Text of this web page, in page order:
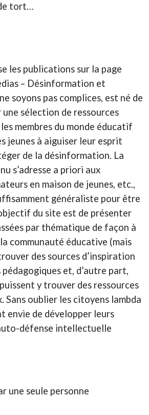
tort…
les publications sur la page
– Désinformation et
soyons pas complices, est né de
sélection de ressources
membres du monde éducatif
jeunes à aiguiser leur esprit
de la désinformation. La
s’adresse a priori aux
en maison de jeunes, etc.,
généraliste pour être
du site est de présenter
par thématique de façon à
communauté éducative (mais
des sources d’inspiration
et, d’autre part,
y trouver des ressources
Sans oublier les citoyens lambda
envie de développer leurs
défense intellectuelle
une seule personne